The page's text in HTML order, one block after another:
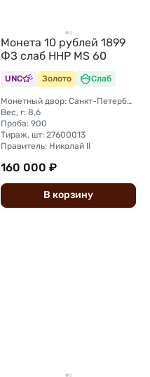
Монета 10 рублей 1899
ФЗ слаб ННР MS 60
UNC Золото Слаб
Монетный двор: Санкт-Петербургский монетный двор
Вес, г: 8,6
Проба: 900
Тираж, шт: 27600013
Правитель: Николай II
160 000 ₽
В корзину